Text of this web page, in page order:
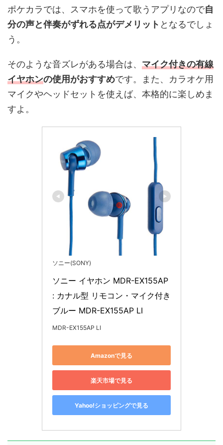
ポケカラでは、スマホを使って歌うアプリなので自
分の声と伴奏がずれる点がデメリット となるでしょ
う。
そのような音ズレがある場合は、 マイク付きの有線
イヤホンの使用がおすすめです。また、カラオケ用
マイクやヘッドセットを使えば、本格的に楽しめま
すよ。
ソニー(SONY)
ソニー イヤホン MDR-EX155AP
: カナル型 リモコン・マイク付き
ブルー MDR-EX155AP LI
MDR-EX155AP LI
Amazonで見る
楽天市場で見る
Yahoo!ショッピングで見る